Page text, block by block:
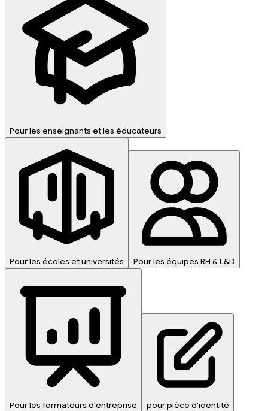
Pour les enseignants et les éducateurs
Pour les écoles et universités Pour les équipes RH & L&D
Pour les formateurs d'entreprise pour pièce d'identité